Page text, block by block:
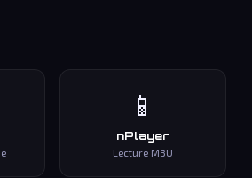
📱
nPlayer
Lecture M3U